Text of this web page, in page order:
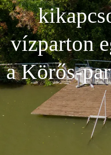
vízparton
a Körős-